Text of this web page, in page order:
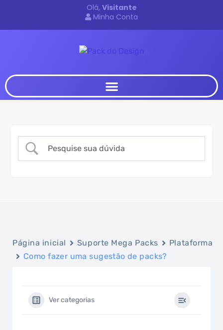
Olá, Visitante
Minha Conta
Página inicial Suporte Mega Packs
Plataforma
Como fazer uma sugestão de packs?
Ver categorias